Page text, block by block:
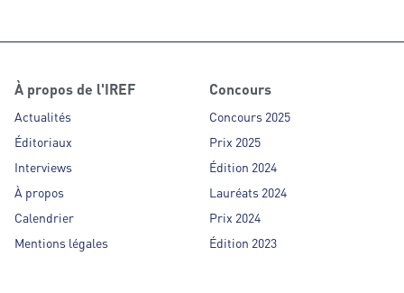
À propos de l'IREF
Actualités
Éditoriaux
Interviews
À propos
Calendrier
Mentions légales
Concours
Concours 2025
Prix 2025
Édition 2024
Lauréats 2024
Prix 2024
Édition 2023